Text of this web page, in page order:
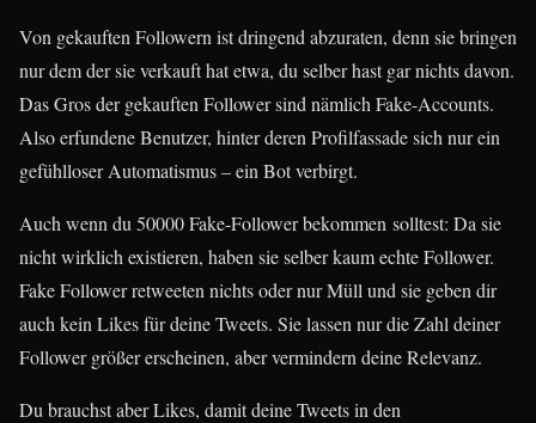
Von gekauften Followern ist dringend abzuraten, denn sie bringen
nur dem der sie verkauft hat etwa, du selber hast gar nichts davon.
Das Gros der gekauften Follower sind nämlich Fake-Accounts.
Also erfundene Benutzer, hinter deren Profilfassade sich nur ein
gefühlloser Automatismus – ein Bot verbirgt.
Auch wenn du 50000 Fake-Follower bekommen solltest: Da sie
nicht wirklich existieren, haben sie selber kaum echte Follower.
Fake Follower retweeten nichts oder nur Müll und sie geben dir
auch kein Likes für deine Tweets. Sie lassen nur die Zahl deiner
Follower größer erscheinen, aber vermindern deine Relevanz.
Du brauchst aber Likes, damit deine Tweets in den